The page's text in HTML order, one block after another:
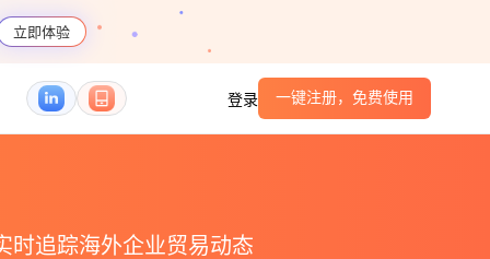
立即体验
登录 一键注册，免费使用
时追踪海外企业贸易动态